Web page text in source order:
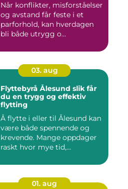
Når konflikter, misforståelser
og avstand får feste i et
parforhold, kan hverdagen
bli både utrygg o...
03. aug
Flyttebyrå Ålesund slik får
du en trygg og effektiv
flytting
Å flytte i eller til Ålesund kan
være både spennende og
krevende. Mange oppdager
raskt hvor mye tid,...
01. aug